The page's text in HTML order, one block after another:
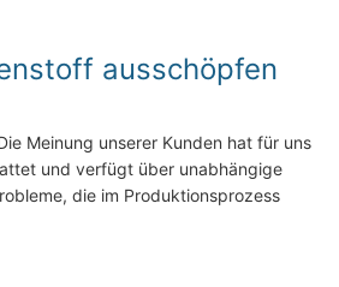
ausschöpfen
Meinung unserer Kunden hat für uns
und verfügt über unabhängige
die im Produktionsprozess